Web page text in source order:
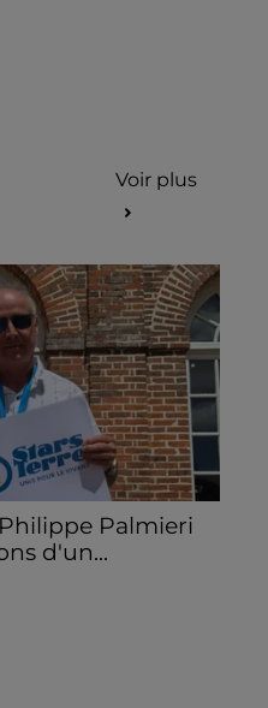
Voir plus
Palmieri
d'un...
la première
du 18 au 20